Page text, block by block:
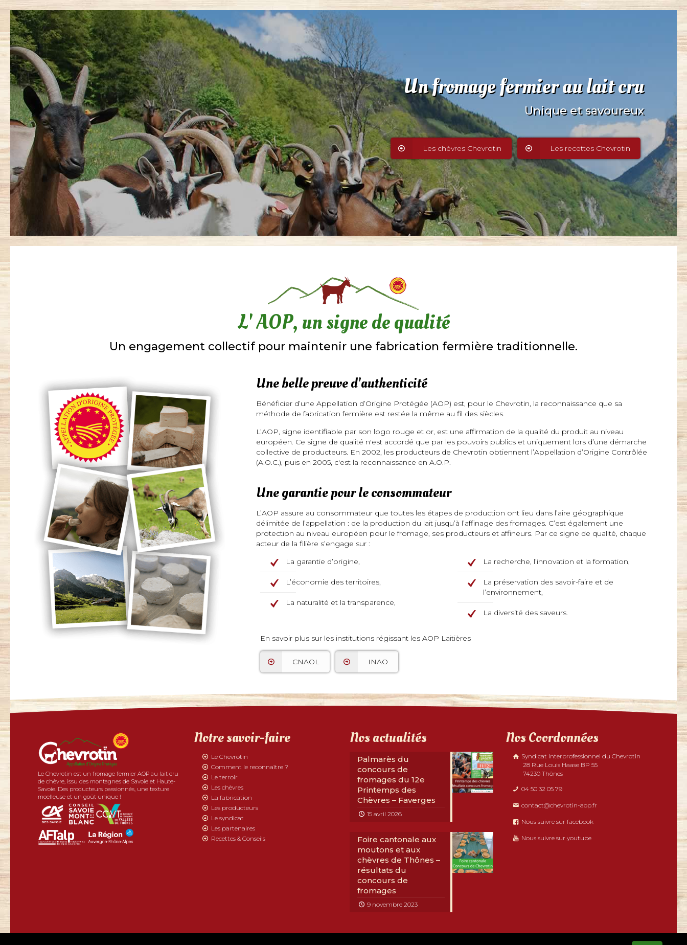
Un fromage fermier au lait cru
Unique et savoureux
Les chèvres Chevrotin Les recettes Chevrotin
L' AOP, un signe de qualité
Un engagement collectif pour maintenir une fabrication fermière traditionnelle.
Une belle preuve d'authenticité
Bénéficier d’une Appellation d’Origine Protégée (AOP) est, pour le Chevrotin, la reconnaissance que sa
méthode de fabrication fermière est restée la même au fil des siècles.
L’AOP, signe identifiable par son logo rouge et or, est une affirmation de la qualité du produit au niveau
européen. Ce signe de qualité n'est accordé que par les pouvoirs publics et uniquement lors d’une démarche
collective de producteurs. En 2002, les producteurs de Chevrotin obtiennent l’Appellation d’Origine Contrôlée
(A.O.C.), puis en 2005, c'est la reconnaissance en A.O.P.
Une garantie pour le consommateur
L’AOP assure au consommateur que toutes les étapes de production ont lieu dans l’aire géographique
délimitée de l’appellation : de la production du lait jusqu’à l’affinage des fromages. C’est également une
protection au niveau européen pour le fromage, ses producteurs et affineurs. Par ce signe de qualité, chaque
acteur de la filière s’engage sur :
La garantie d’origine,
L’économie des territoires,
La naturalité et la transparence,
La recherche, l’innovation et la formation,
La préservation des savoir-faire et de
l’environnement,
La diversité des saveurs.
En savoir plus sur les institutions régissant les AOP Laitières
CNAOL INAO
Le Chevrotin est un fromage fermier AOP au lait cru
de chèvre, issu des montagnes de Savoie et Haute-
Savoie. Des producteurs passionnés, une texture
moelleuse et un goût unique !
Notre savoir-faire
Le Chevrotin
Comment le reconnaître ?
Le terroir
Les chèvres
La fabrication
Les producteurs
Le syndicat
Les partenaires
Recettes & Conseils
Nos actualités
Palmarès du
concours de
fromages du 12e
Printemps des
Chèvres – Faverges
15 avril 2026
Foire cantonale aux
moutons et aux
chèvres de Thônes –
résultats du
concours de
fromages
9 novembre 2023
Nos Coordonnées
Syndicat Interprofessionnel du Chevrotin
28 Rue Louis Haase BP 55
74230 Thônes
04 50 32 05 79
contact@chevrotin-aop.fr
Nous suivre sur facebook
Nous suivre sur youtube